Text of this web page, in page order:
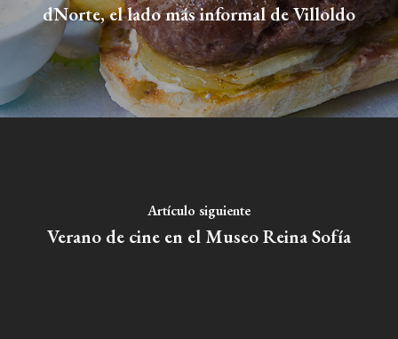
dNorte, el lado más informal de Villoldo
Artículo siguiente
Verano de cine en el Museo Reina Sofía